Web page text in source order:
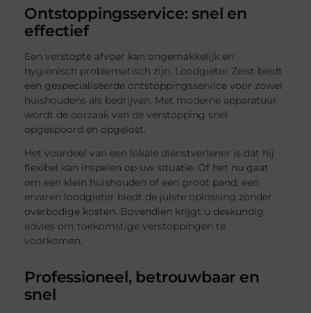
Ontstoppingsservice: snel en
effectief
Een verstopte afvoer kan ongemakkelijk en
hygiënisch problematisch zijn. Loodgieter Zeist biedt
een gespecialiseerde ontstoppingsservice voor zowel
huishoudens als bedrijven. Met moderne apparatuur
wordt de oorzaak van de verstopping snel
opgespoord en opgelost.
Het voordeel van een lokale dienstverlener is dat hij
flexibel kan inspelen op uw situatie. Of het nu gaat
om een klein huishouden of een groot pand, een
ervaren loodgieter biedt de juiste oplossing zonder
overbodige kosten. Bovendien krijgt u deskundig
advies om toekomstige verstoppingen te
voorkomen.
Professioneel, betrouwbaar en
snel